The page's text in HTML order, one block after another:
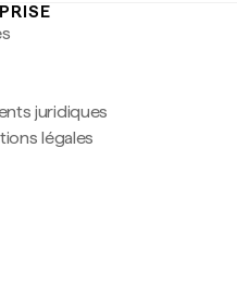
juridiques
légales